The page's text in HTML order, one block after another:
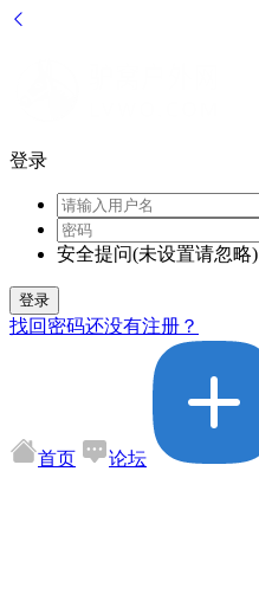
登录
安全提问(未设置请忽略)
登录
找回密码还没有注册？
首页 论坛